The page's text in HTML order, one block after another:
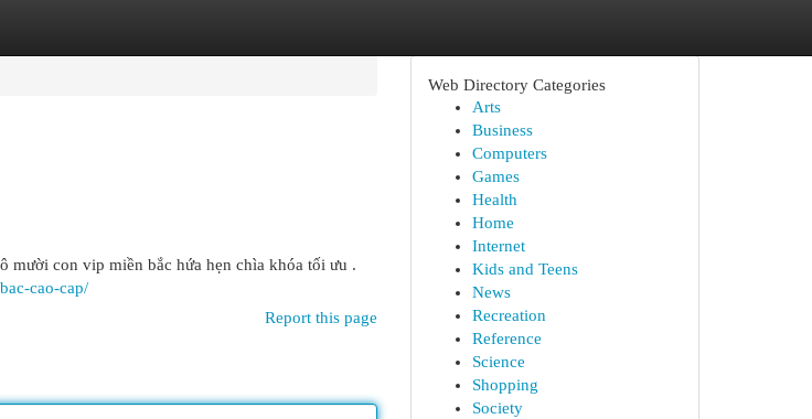
mười con vip miền bắc hứa hẹn chìa khóa tối ưu .
cao-cap/
Report this page
Web Directory Categories
Arts
Business
Computers
Games
Health
Home
Internet
Kids and Teens
News
Recreation
Reference
Science
Shopping
Society